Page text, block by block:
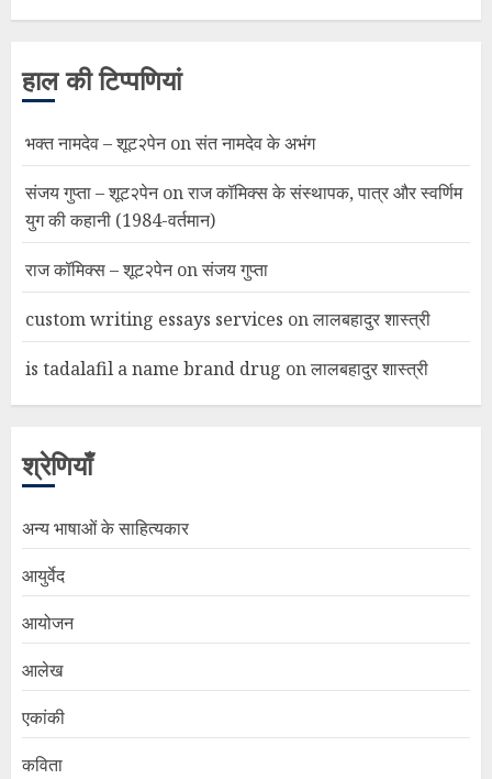
हाल की टिप्पणियां
भक्त नामदेव – शूट२पेनonसंत नामदेव के अभंग
संजय गुप्ता – शूट२पेनonराज कॉमिक्स के संस्थापक, पात्र और स्वर्णिम
युग की कहानी (1984-वर्तमान)
राज कॉमिक्स – शूट२पेनonसंजय गुप्ता
custom writing essays services onलालबहादुर शास्त्री
is tadalafil a name brand drug onलालबहादुर शास्त्री
श्रेणियाँ
अन्य भाषाओं के साहित्यकार
आयुर्वेद
आयोजन
आलेख
एकांकी
कविता